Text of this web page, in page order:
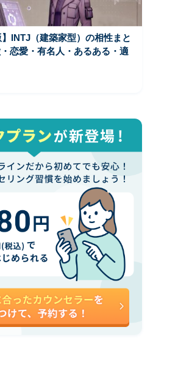
】INTJ（建築家型）の相性まと
恋愛・有名人・あるある・適